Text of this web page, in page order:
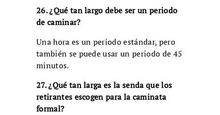
26. ¿Qué tan largo debe ser un periodo
de caminar?
Una hora es un periodo estándar, pero
también se puede usar un periodo de 45
minutos.
27. ¿Qué tan larga es la senda que los
retirantes escogen para la caminata
formal?